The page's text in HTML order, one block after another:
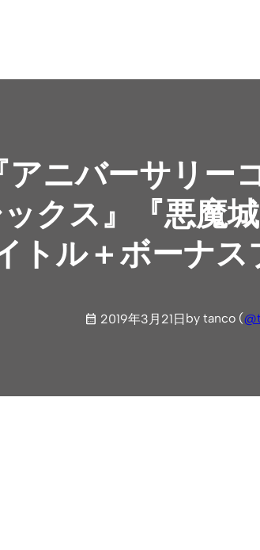
ニバーサリー
ックス』『悪魔
トル＋ボーナス
2019年3月21日 by tanco (